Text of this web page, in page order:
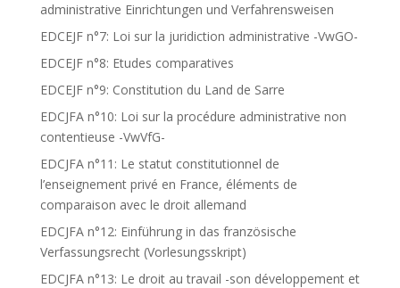
administrative Einrichtungen und Verfahrensweisen
EDCEJF n°7: Loi sur la juridiction administrative -VwGO-
EDCEJF n°8: Etudes comparatives
EDCEJF n°9: Constitution du Land de Sarre
EDCJFA n°10: Loi sur la procédure administrative non
contentieuse -VwVfG-
EDCJFA n°11: Le statut constitutionnel de
l’enseignement privé en France, éléments de
comparaison avec le droit allemand
EDCJFA n°12: Einführung in das französische
Verfassungsrecht (Vorlesungsskript)
EDCJFA n°13: Le droit au travail -son développement et